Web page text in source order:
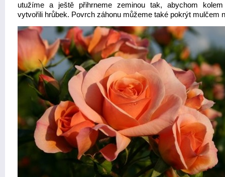
utužíme a ještě přihrneme zeminou tak, abychom
vytvořili hrůbek. Povrch záhonu můžeme také pokrýt mulčem